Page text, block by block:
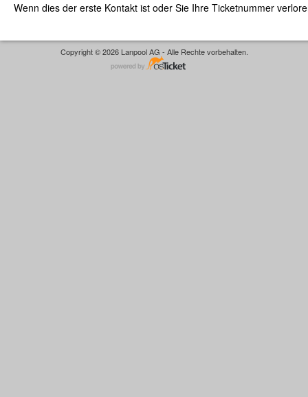
Wenn dies der erste Kontakt ist oder Sie Ihre Ticketnummer
Copyright © 2026 Lanpool AG - Alle Rechte vorbehalten.